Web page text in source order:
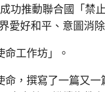
功推動聯合國「禁
愛好和平、意圖消
工作坊」。
，撰寫了一篇又一